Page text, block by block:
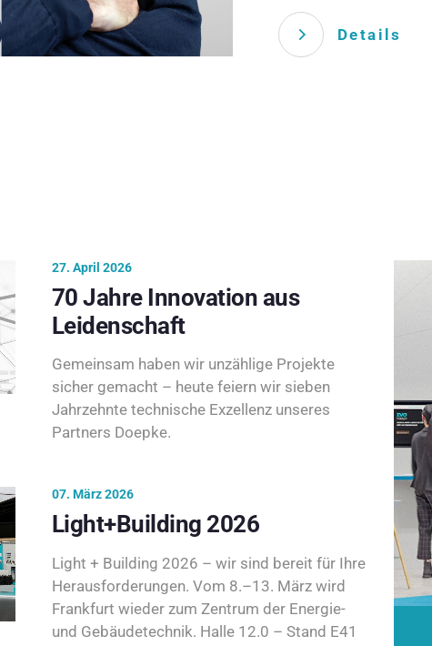
Details
27. April 2026
70 Jahre Innovation aus
Leidenschaft
Gemeinsam haben wir unzählige Projekte
sicher gemacht – heute feiern wir sieben
Jahrzehnte technische Exzellenz unseres
Partners Doepke.
07. März 2026
Light+Building 2026
Light + Building 2026 – wir sind bereit für Ihre
Herausforderungen. Vom 8.–13. März wird
Frankfurt wieder zum Zentrum der Energie-
und Gebäudetechnik. Halle 12.0 – Stand E41